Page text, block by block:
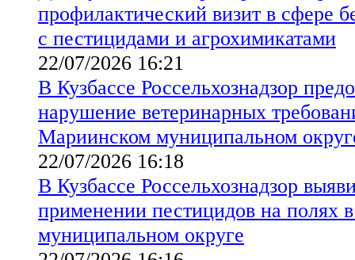
профилактический визит в сфере
с пестицидами и агрохимикатами
22/07/2026 16:21
В Кузбассе Россельхознадзор
нарушение ветеринарных
Мариинском муниципальном
22/07/2026 16:18
В Кузбассе Россельхознадзор
применении пестицидов на полях
муниципальном округе